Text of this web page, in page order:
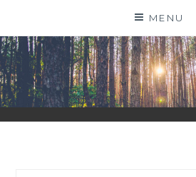
content
MENU
FOTOGRAFICZNE ZAPISKI